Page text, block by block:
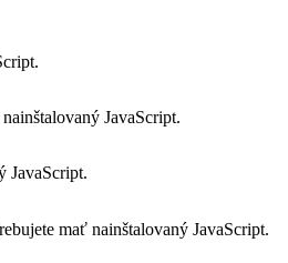
JavaScript.
JavaScript.
mať nainštalovaný JavaScript.